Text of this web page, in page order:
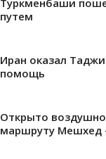
путем
Иран оказал
помощь
Открыто
маршруту Мешхед